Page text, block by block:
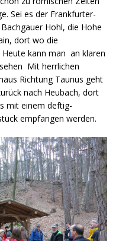
Sei es der Frankfurter-
Hohl, die Hohe
dort wo die
kann man an klaren
sehen Mit herrlichen
Richtung Taunus geht
nach Heubach, dort
mit einem deftig-
empfangen werden.